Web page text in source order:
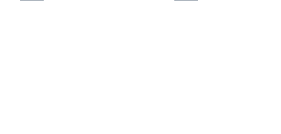
in die Freiheit bedeutet, die Perspektive
zu malen und zu zeichnen.
zu konstruieren, was auf dem Bild gut
Konstruktionen. So schaffen wir